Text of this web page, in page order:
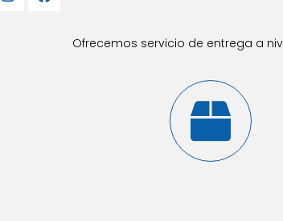
Ofrecemos servicio de entrega a